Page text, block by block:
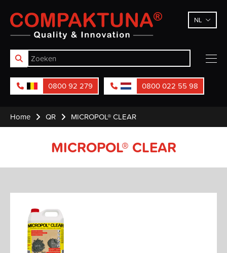
Compaktuna NL
0800 92 279 0800 022 55 98
Home QR MICROPOL® CLEAR
MICROPOL® CLEAR